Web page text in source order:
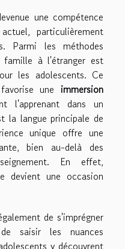
une compétence
particulièrement
Parmi les méthodes
famille à l'étranger est
les adolescents. Ce
une immersion
l'apprenant dans un
la langue principale de
unique offre une
bien au-delà des
En effet,
devient une occasion
de s'imprégner
saisir les nuances
y découvrent